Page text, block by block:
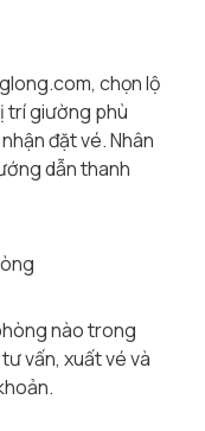
, chọn lộ
trí giường phù
đặt vé. Nhân
dẫn thanh
nào trong
vấn, xuất vé và